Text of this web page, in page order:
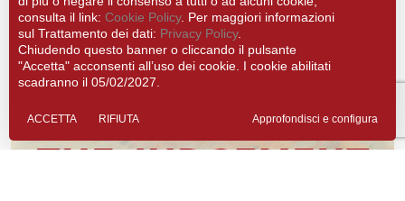
consulta il link: Cookie Policy. Per maggiori informazioni
sul Trattamento dei dati: Privacy Policy.
Chiudendo questo banner o cliccando il pulsante
"Accetta" acconsenti all’uso dei cookie. I cookie abilitati
scadranno il 05/02/2027.
ACCETTA RIFIUTA Approfondisci e configura